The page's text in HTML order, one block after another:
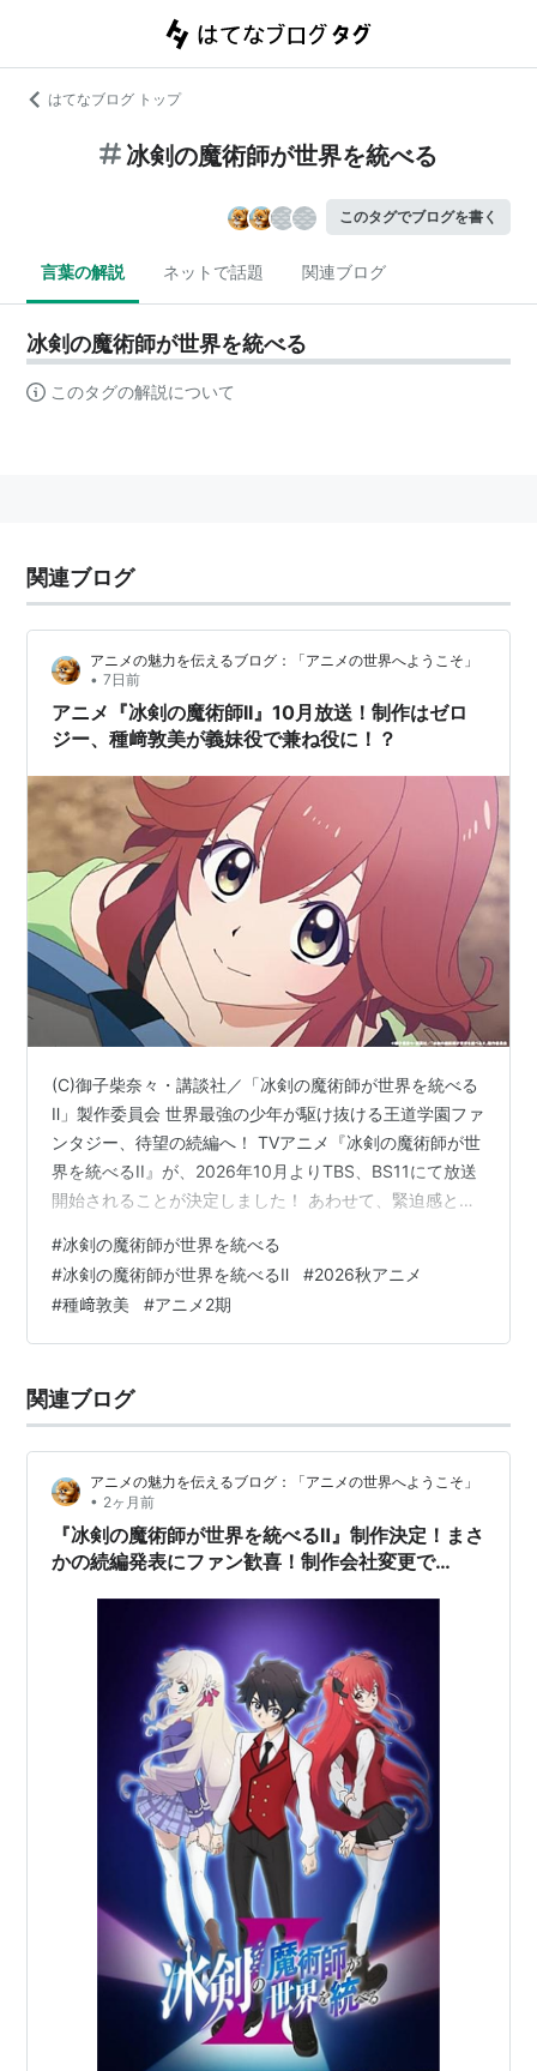
はてなブログ トップ
冰剣の魔術師が世界を統べる
このタグでブログを書く
言葉の解説 ネットで話題 関連ブログ
冰剣の魔術師が世界を統べる
このタグの解説について
関連ブログ
アニメの魅力を伝えるブログ：「アニメの世界へようこそ」
• 7日前
アニメ『冰剣の魔術師II』10月放送！制作はゼロ
ジー、種﨑敦美が義妹役で兼ね役に！？
(C)御子柴奈々・講談社／「冰剣の魔術師が世界を統べる
Ⅱ」製作委員会 世界最強の少年が駆け抜ける王道学園ファ
ンタジー、待望の続編へ！ TVアニメ『冰剣の魔術師が世
界を統べるII』が、2026年10月よりTBS、BS11にて放送
開始されることが決定しました！ あわせて、緊迫感と期
ャラクター＆キャスト情報、熱いオフィシャルコメント
が一挙解禁。 今回は、制作陣のリニューアルやキャスト
の驚きの裏話など、第2期の見どころを最速でまとめてお
届けします！ 舞台は「大規模魔術戦」へ！第2期のあら
所を見つけ…
#冰剣の魔術師が世界を統べる
#冰剣の魔術師が世界を統べるⅡ #2026秋アニメ
#種﨑敦美 #アニメ2期
関連ブログ
アニメの魅力を伝えるブログ：「アニメの世界へようこそ」
• 2ヶ月前
『冰剣の魔術師が世界を統べるⅡ』制作決定！まさ
かの続編発表にファン歓喜！制作会社変更で